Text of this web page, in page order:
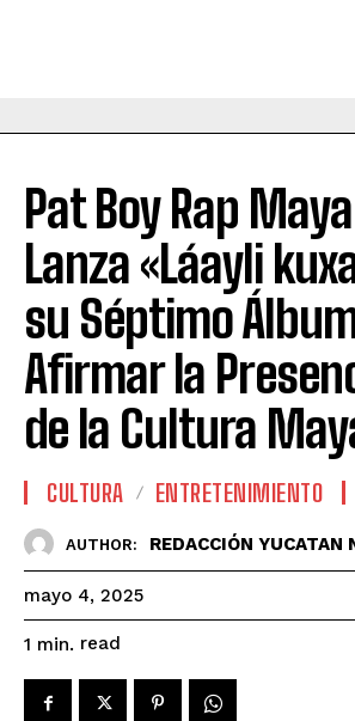
Pat Boy Rap
Lanza «Láayli
su Séptimo
Afirmar la
de la Cultura
CULTURA ENTRETENIMIENTO
AUTHOR: REDACCIÓN YUCATAN
mayo 4, 2025
1 min. read